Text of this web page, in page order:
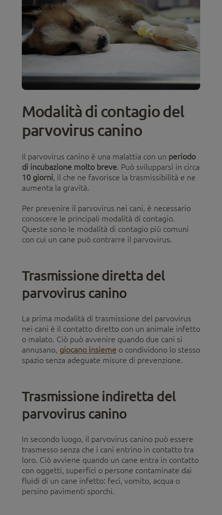
Modalità di contagio del
parvovirus canino
Il parvovirus canino è una malattia con un periodo
di incubazione molto breve . Può svilupparsi in circa
10 giorni , il che ne favorisce la trasmissibilità e ne
aumenta la gravità.
Per prevenire il parvovirus nei cani, è necessario
conoscere le principali modalità di contagio.
Queste sono le modalità di contagio più comuni
con cui un cane può contrarre il parvovirus.
Trasmissione diretta del
parvovirus canino
La prima modalità di trasmissione del parvovirus
nei cani è il contatto diretto con un animale infetto
o malato. Ciò può avvenire quando due cani si
annusano, giocano insieme o condividono lo stesso
spazio senza adeguate misure di prevenzione.
Trasmissione indiretta del
parvovirus canino
In secondo luogo, il parvovirus canino può essere
trasmesso senza che i cani entrino in contatto tra
loro. Ciò avviene quando un cane entra in contatto
con oggetti, superfici o persone contaminate dai
fluidi di un cane infetto: feci, vomito, acqua o
persino pavimenti sporchi.